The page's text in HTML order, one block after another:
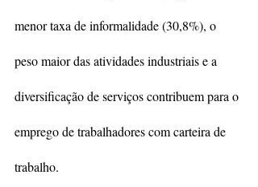
menor taxa de informalidade (30,8%), o
peso maior das atividades industriais e a
diversificação de serviços contribuem para o
emprego de trabalhadores com carteira de
trabalho.